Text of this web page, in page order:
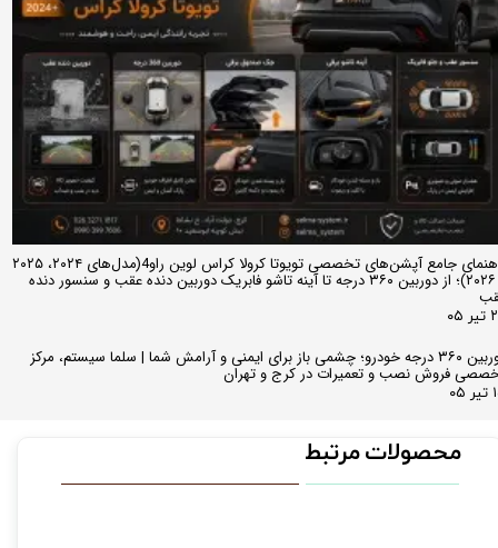
راهنمای جامع آپشن‌های تخصصی تویوتا کرولا کراس لوین راو4(مدل‌های ۲۰۲۴، ۲۰۲۵
و ۲۰۲۶)؛ از دوربین ۳۶۰ درجه تا آینه تاشو فابریک دوربین دنده عقب و سنسور دنده
دوربین ۳۶۰ درجه خودرو؛ چشمی باز برای ایمنی و آرامش شما | سلما سیستم، مرکز
فروش نصب و تعمیرات در کرج و تهران
محصولات مرتبط